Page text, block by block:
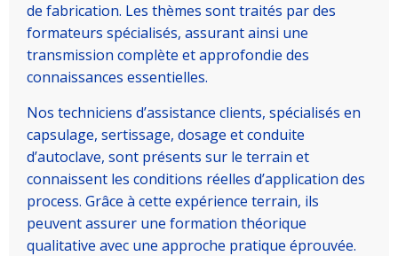
de fabrication. Les thèmes sont traités par des
formateurs spécialisés, assurant ainsi une
transmission complète et approfondie des
connaissances essentielles.
Nos techniciens d’assistance clients, spécialisés en
capsulage, sertissage, dosage et conduite
d’autoclave, sont présents sur le terrain et
connaissent les conditions réelles d’application des
process. Grâce à cette expérience terrain, ils
peuvent assurer une formation théorique
qualitative avec une approche pratique éprouvée.